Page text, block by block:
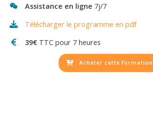
Assistance en ligne 7j/7
Télécharger le programme en pdf
39€ TTC pour 7 heures
Acheter cette formation